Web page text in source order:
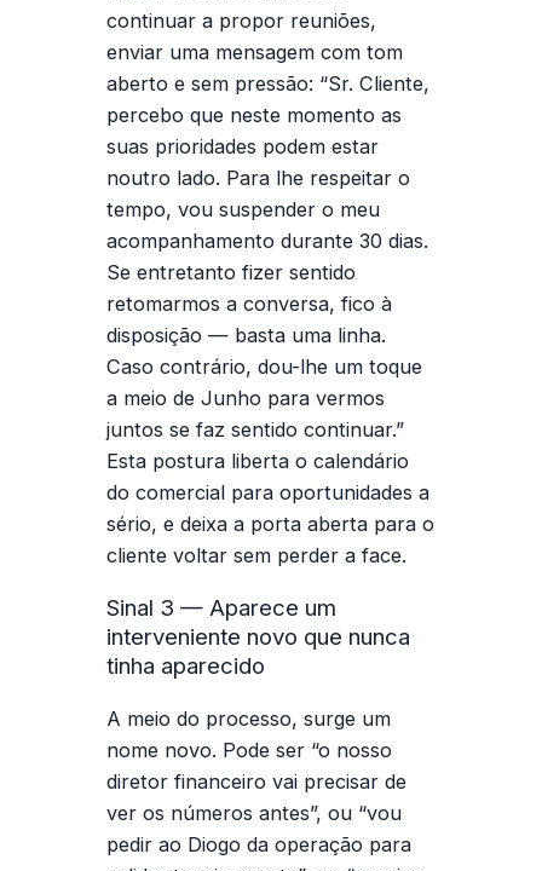
continuar a propor reuniões,
enviar uma mensagem com tom
aberto e sem pressão: “Sr. Cliente,
percebo que neste momento as
suas prioridades podem estar
noutro lado. Para lhe respeitar o
tempo, vou suspender o meu
acompanhamento durante 30 dias.
Se entretanto fizer sentido
retomarmos a conversa, fico à
disposição — basta uma linha.
Caso contrário, dou-lhe um toque
a meio de Junho para vermos
juntos se faz sentido continuar.”
Esta postura liberta o calendário
do comercial para oportunidades a
sério, e deixa a porta aberta para o
cliente voltar sem perder a face.
Sinal 3 — Aparece um
interveniente novo que nunca
tinha aparecido
A meio do processo, surge um
nome novo. Pode ser “o nosso
diretor financeiro vai precisar de
ver os números antes”, ou “vou
pedir ao Diogo da operação para